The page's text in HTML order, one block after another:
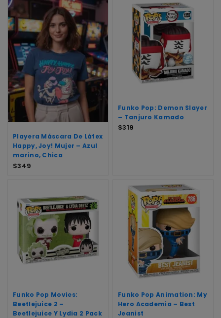
Playera Máscara De Látex
Happy, Joy! Mujer – Azul
marino, Chica
$349
Funko Pop: Demon Slayer
– Tanjuro Kamado
$319
Funko Pop Movies:
Beetlejuice 2 –
Beetlejuice Y Lydia 2 Pack
Funko Pop Animation: My
Hero Academia – Best
Jeanist